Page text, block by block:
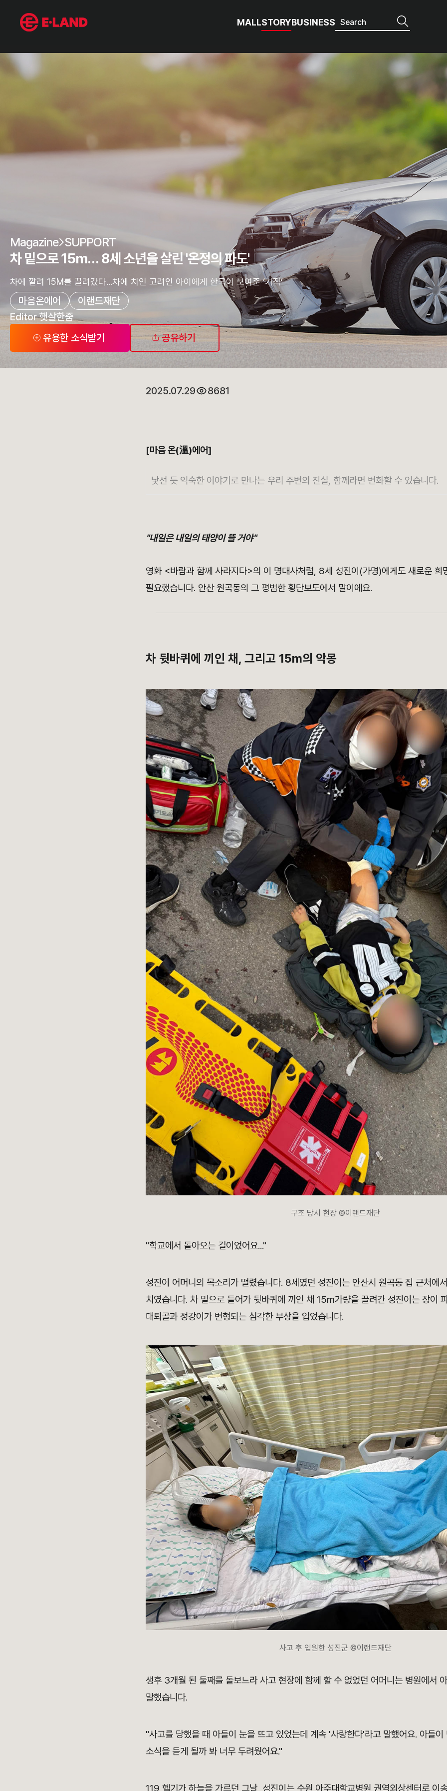
MALLSTORYBUSINESS
매거진 상세보기
Magazine SUPPORT
차 밑으로 15m… 8세 소년을 살린 '온정의 파도'
차에 깔려 15M를 끌려갔다...차에 치인 고려인 아이에게 한국이 보여준 ‘기적’
마음온에어
이랜드재단
Editor 햇살한줌
유용한 소식받기
공유하기
2025.07.29 8681
[마음 온(溫)에어]
낯선 듯 익숙한 이야기로 만나는 우리 주변의 진실, 함께라면 변화할 수 있습니다.
"내일은 내일의 태양이 뜰 거야"
영화 <바람과 함께 사라지다>의 이 명대사처럼, 8세 성진이(가명)에게도 새로운 희
필요했습니다. 안산 원곡동의 그 평범한 횡단보도에서 말이에요.
차 뒷바퀴에 끼인 채, 그리고 15m의 악몽
구조 당시 현장 ©이랜드재단
"학교에서 돌아오는 길이었어요..."
성진이 어머니의 목소리가 떨렸습니다. 8세였던 성진이는 안산시 원곡동 집 근처에
치였습니다. 차 밑으로 들어가 뒷바퀴에 끼인 채 15m가량을 끌려간 성진이는 장이
대퇴골과 정강이가 변형되는 심각한 부상을 입었습니다.
사고 후 입원한 성진군 ©이랜드재단
생후 3개월 된 둘째를 돌보느라 사고 현장에 함께 할 수 없었던 어머니는 병원에서
말했습니다.
"사고를 당했을 때 아들이 눈을 뜨고 있었는데 계속 '사랑한다'라고 말했어요. 아들이
소식을 듣게 될까 봐 너무 두려웠어요."
119 헬기가 하늘을 가르던 그날, 성진이는 수원 아주대학교병원 권역외상센터로 이